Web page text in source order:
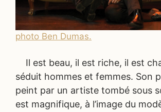
photo Ben Dumas.
Il est beau, il est riche, il est
séduit hommes et femmes. Son
peint par un artiste tombé sous
est magnifique, à l’image du